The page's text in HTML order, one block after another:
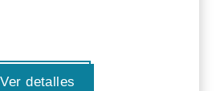
Ver detalles